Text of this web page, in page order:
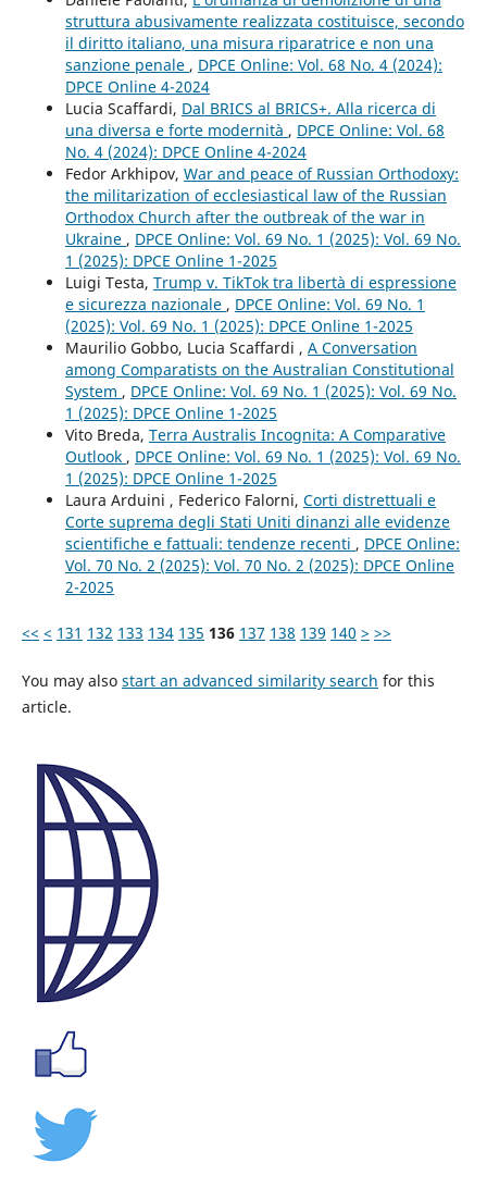
struttura abusivamente realizzata costituisce, secondo
il diritto italiano, una misura riparatrice e non una
sanzione penale , DPCE Online: Vol. 68 No. 4 (2024):
DPCE Online 4-2024
Lucia Scaffardi, Dal BRICS al BRICS+. Alla ricerca di
una diversa e forte modernità , DPCE Online: Vol. 68
No. 4 (2024): DPCE Online 4-2024
Fedor Arkhipov, War and peace of Russian Orthodoxy:
the militarization of ecclesiastical law of the Russian
Orthodox Church after the outbreak of the war in
Ukraine , DPCE Online: Vol. 69 No. 1 (2025): Vol. 69 No.
1 (2025): DPCE Online 1-2025
Luigi Testa, Trump v. TikTok tra libertà di espressione
e sicurezza nazionale , DPCE Online: Vol. 69 No. 1
(2025): Vol. 69 No. 1 (2025): DPCE Online 1-2025
Maurilio Gobbo, Lucia Scaffardi , A Conversation
among Comparatists on the Australian Constitutional
System , DPCE Online: Vol. 69 No. 1 (2025): Vol. 69 No.
1 (2025): DPCE Online 1-2025
Vito Breda, Terra Australis Incognita: A Comparative
Outlook , DPCE Online: Vol. 69 No. 1 (2025): Vol. 69 No.
1 (2025): DPCE Online 1-2025
Laura Arduini , Federico Falorni, Corti distrettuali e
Corte suprema degli Stati Uniti dinanzi alle evidenze
scientifiche e fattuali: tendenze recenti , DPCE Online:
Vol. 70 No. 2 (2025): Vol. 70 No. 2 (2025): DPCE Online
2-2025
<< < 131 132 133 134 135 136 137 138 139 140 > >>
You may also start an advanced similarity search for this
article.